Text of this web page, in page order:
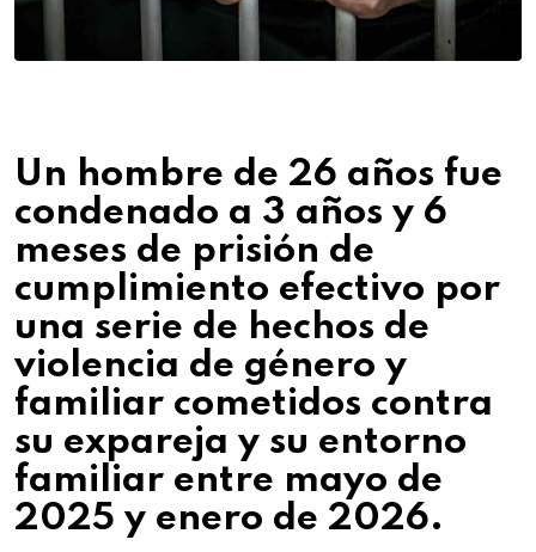
Un hombre de 26 años fue
condenado a 3 años y 6
meses de prisión de
cumplimiento efectivo por
una serie de hechos de
violencia de género y
familiar cometidos contra
su expareja y su entorno
familiar entre mayo de
2025 y enero de 2026.